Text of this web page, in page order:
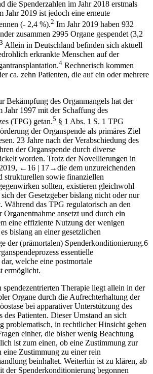
die Spenderzahlen im Jahr 2018 erstmals
Jahr 2019 ist jedoch eine erneute
(- 2,4 %).2 Im Jahr 2019 haben 932
zusammen 2995 Organe gespendet (3,2
3 Allein in Deutschland befinden sich aktuell
erkrankte Menschen auf der
4 Rechnerisch kommen
ca. zehn Patienten, die auf ein oder mehrere
Bekämpfung des Organmangels hat der
Jahr 1997 mit der Schaffung des
(TPG) getan.5 § 1 Abs. 1 S. 1 TPG
der Organspende als primäres Ziel
23 Jahre nach der Verabschiedung des
der Organspende durch diverse
worden. Trotz der Novellierungen in
←16 | 17→die dem unzureichenden
strukturellen sowie finanziellen
sollten, existieren gleichwohl
der Gesetzgeber bislang nicht oder nur
Während das TPG regulatorisch an den
Organentnahme ansetzt und durch ein
eine effiziente Nutzung der wenigen
bislang an einer gesetzlichen
der (prämortalen) Spenderkonditionierung.6
essentielle
welche eine postmortale
ermöglicht.
spendezentrierten Therapie liegt allein in der
Organe durch die Aufrechterhaltung der
bei apparativer Unterstützung des
des Patienten. Dieser Umstand an sich
problematisch, in rechtlicher Hinsicht gehen
einher, die bisher wenig Beachtung
ist zum einen, ob eine Zustimmung zur
eine Zustimmung zu einer rein
beinhaltet. Weiterhin ist zu klären, ab
der Spenderkonditionierung begonnen